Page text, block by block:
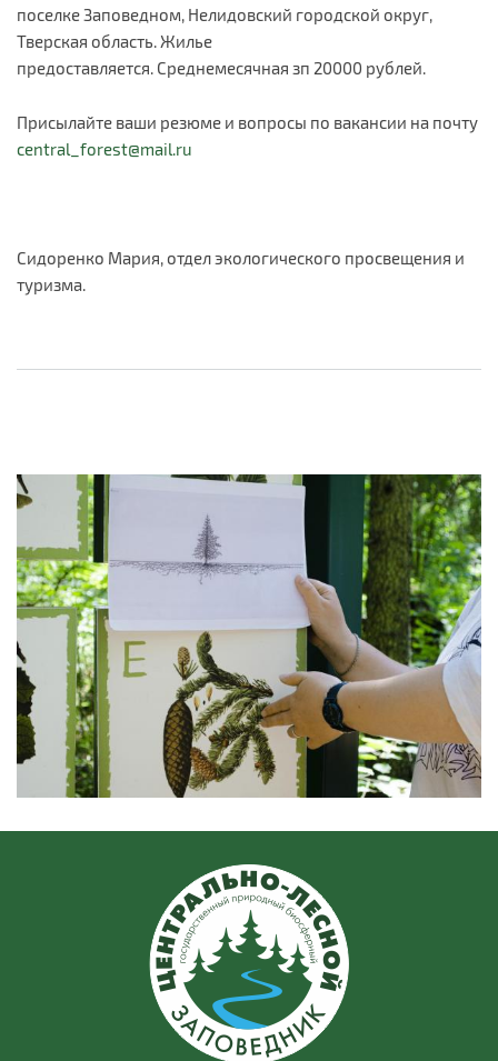
поселке Заповедном, Нелидовский городской округ,
Тверская область. Жилье
предоставляется. Среднемесячная зп 20000 рублей.
Присылайте ваши резюме и вопросы по вакансии на почту
central_forest@mail.ru
Сидоренко Мария, отдел экологического просвещения и
туризма.